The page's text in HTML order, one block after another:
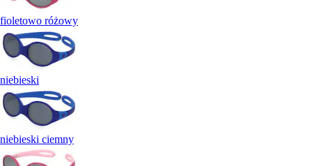
fioletowo różowy
niebieski
niebieski ciemny